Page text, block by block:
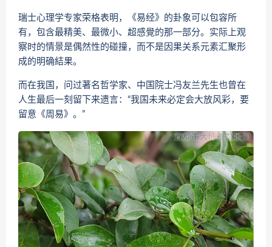
瑞士心理学专家荣格表明，《易经》的卦象可以包容所
有，包含最精美、最微小、超感覺的那一部分。实际上观
察时的情景是偶然性的碰撞，而不是因果关系元素汇聚形
成的明确結果。
而在我国，问过著名哲学家、中国院士冯友兰先生也曾在
人生最后一刻留下来遗言：“我国未来必定会大放风彩，要
留意《周易》。”